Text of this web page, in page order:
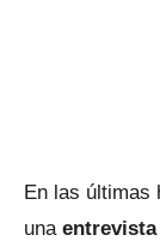
En las últimas
una